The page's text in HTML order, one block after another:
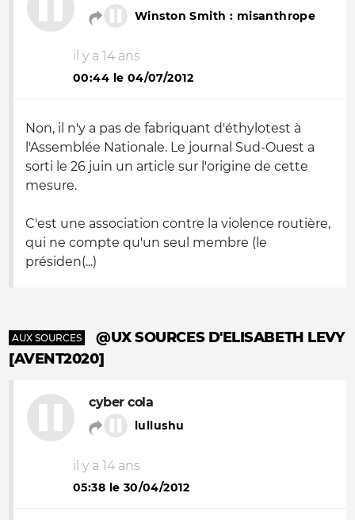
Winston Smith : misanthrope
il y a 14 ans
00:44 le 04/07/2012
Non, il n'y a pas de fabriquant d'éthylotest à
l'Assemblée Nationale. Le journal Sud-Ouest a
sorti le 26 juin un article sur l'origine de cette
mesure.
C'est une association contre la violence routière,
qui ne compte qu'un seul membre (le
présiden(...)
AUX SOURCES
@UX SOURCES D'ELISABETH LEVY
[AVENT2020]
cyber cola
lullushu
il y a 14 ans
05:38 le 30/04/2012